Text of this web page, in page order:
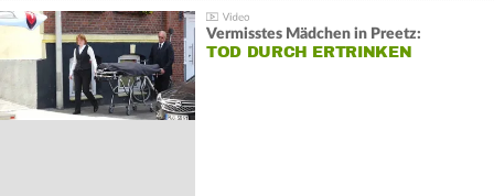
Vermisstes Mädchen in Preetz:
TOD DURCH ERTRINKEN